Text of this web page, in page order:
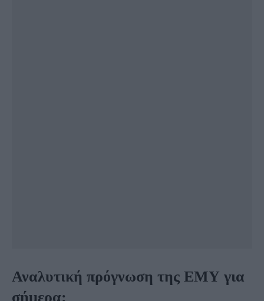
Αναλυτική πρόγνωση της ΕΜΥ για
σήμερα: